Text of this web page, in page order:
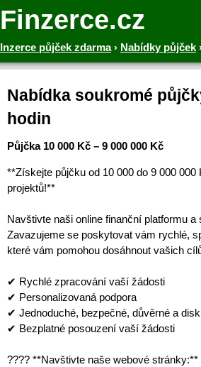
Finzerce.cz
Inzerce půjček zdarma› Nabídky půjček
Nabídka soukromé
hodin
Půjčka 10 000 Kč – 9 000 000 Kč
**Získejte půjčku od 10 000 do 9 000
projektů!**
Navštivte naši online finanční platformu
Zavazujeme se poskytovat vám rychlé,
které vám pomohou dosáhnout vašich
✔ Rychlé zpracování vaší žádosti
✔ Personalizovaná podpora
✔ Jednoduché, bezpečné, důvěrné a
✔ Bezplatné posouzení vaší žádosti
???? **Navštivte naše webové